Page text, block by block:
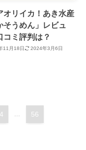
オリイカ！あき水産
そうめん」レビュ
コミ評判は？
11月18日
2024年3月6日
56